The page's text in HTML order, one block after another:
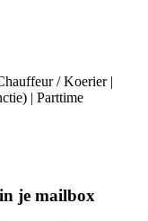
/ Koerier |
| Parttime
je mailbox